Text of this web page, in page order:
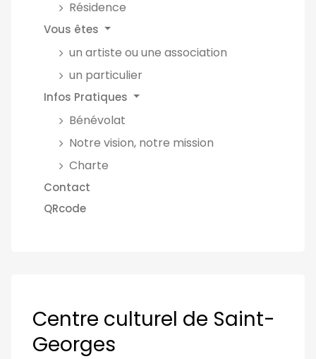
Résidence
Vous êtes
un artiste ou une association
un particulier
Infos Pratiques
Bénévolat
Notre vision, notre mission
Charte
Contact
QRcode
Centre culturel de Saint-
Georges